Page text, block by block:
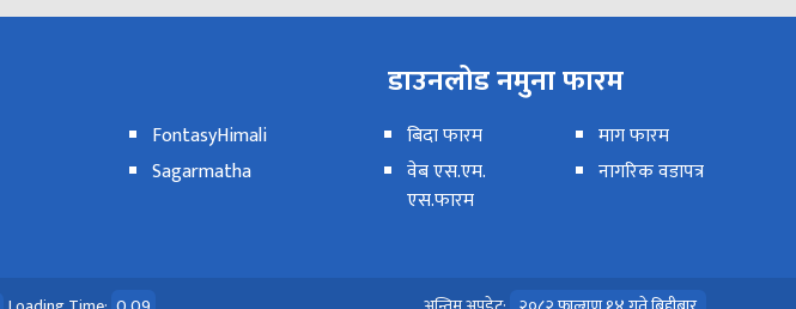
FontasyHimali
Sagarmatha
डाउनलोड नमुना फारम
बिदा फारम
वेब एस.एम.
एस.फारम
माग फारम
नागरिक वडापत्र